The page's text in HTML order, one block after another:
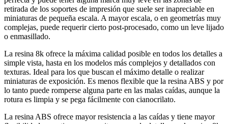
retirada de los soportes de impresión que suele ser inapreciable en
miniaturas de pequeña escala. A mayor escala, o en geometrías muy
complejas, puede requerir cierto post-procesado, como un leve lijado
o enmasillado.
La resina 8k ofrece la máxima calidad posible en todos los detalles a
simple vista, hasta en los modelos más complejos y detallados con
texturas. Ideal para los que buscan el máximo detalle o realizar
miniaturas de exposición. Es menos flexible que la resina ABS y por
lo tanto puede romperse alguna parte en las malas caídas, aunque la
rotura es limpia y se pega fácilmente con cianocrilato.
La resina ABS ofrece mayor resistencia a las caídas y tiene mayor